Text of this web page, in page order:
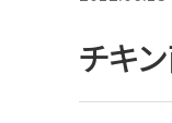
チキ